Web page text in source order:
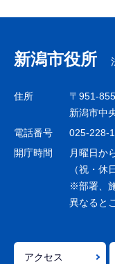
ナ
ビ
ゲ
シ
ョ
で
新潟市役所
住所
〒951-
新潟市中
電話番号
025-228-
開庁時間
月曜日か
（祝・休
※部署、
異なると
アクセス